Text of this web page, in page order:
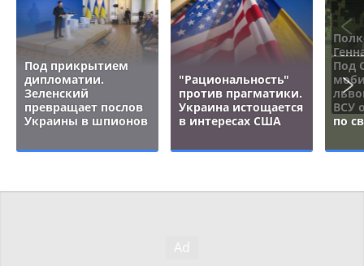
Под прикрытием
дипломатии.
Зеленский
превращает послов
Украины в шпионов
"Рациональность"
против прагматики.
Украина истощается
в интересах США
Под
ВСУ
по